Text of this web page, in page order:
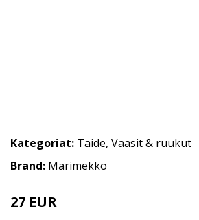
Kategoriat: Taide, Vaasit & ruukut
Brand: Marimekko
27 EUR